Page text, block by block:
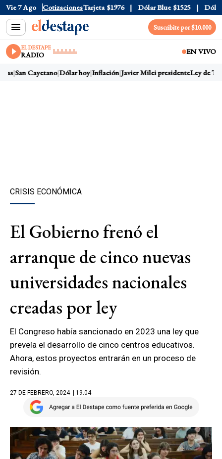
Vie 7 Ago Cotizaciones
$1520 Dólar Tarjeta $1976 Dólar Blue $1525 Dólar
Suscribite por $10.000
EL DESTAPE
RADIO EN VIVO
San Cayetano Dólar hoy Inflación Javier Milei presidenteLey de
CRISIS ECONÓMICA
El Gobierno frenó el
arranque de cinco nuevas
universidades nacionales
creadas por ley
El Congreso había sancionado en 2023 una ley que
preveía el desarrollo de cinco centros educativos.
Ahora, estos proyectos entrarán en un proceso de
revisión.
27 DE FEBRERO, 2024 | 19.04